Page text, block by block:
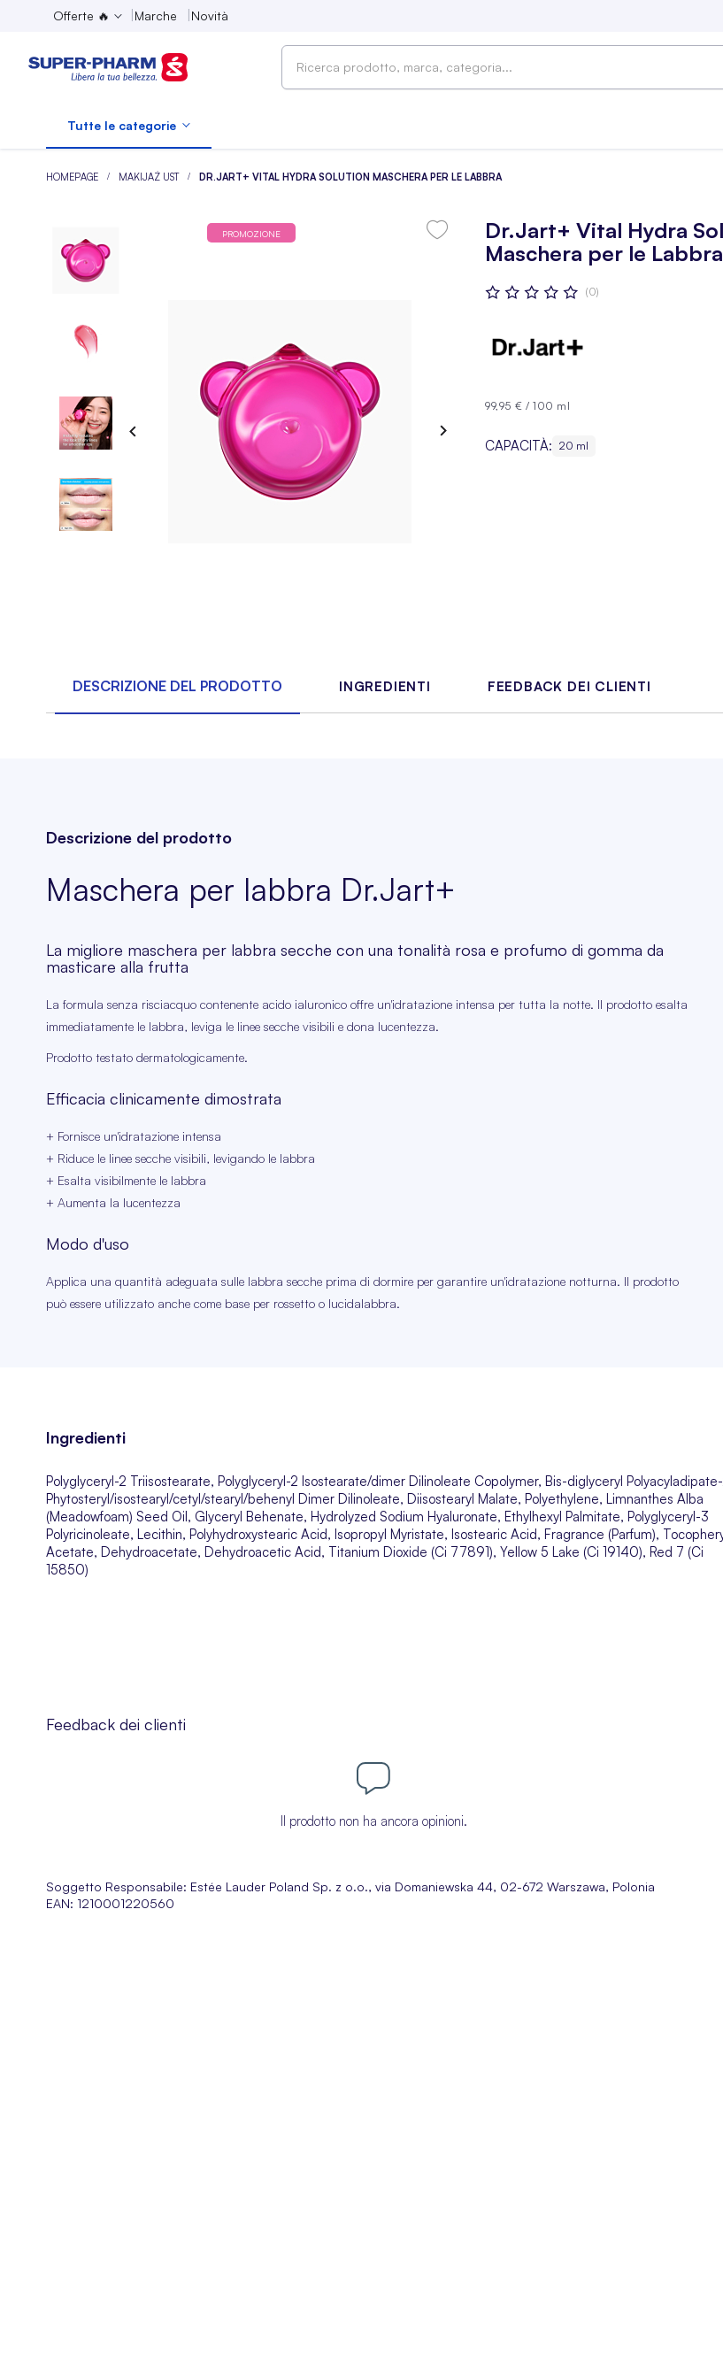
Offerte 🔥 Marche Novità
Tutte le categorie
HOMEPAGE MAKIJAŻ UST DR.JART+ VITAL HYDRA SOLUTION MASCHERA PER LE LABBRA
PROMOZIONE
Dr.Jart+ Vital Hydra
Maschera per le Labbra
Valutazione: (0)
99,95 € /100 ml
CAPACITÀ: 20 ml
DESCRIZIONE DEL PRODOTTO INGREDIENTI FEEDBACK DEI CLIENTI
Descrizione del prodotto
Maschera per labbra Dr.Jart+
La migliore maschera per labbra secche con una tonalità rosa e profumo di gomma da
masticare alla frutta
La formula senza risciacquo contenente acido ialuronico offre un'idratazione intensa per tutta la notte. Il prodotto esalta
immediatamente le labbra, leviga le linee secche visibili e dona lucentezza.
Prodotto testato dermatologicamente.
Efficacia clinicamente dimostrata
+ Fornisce un'idratazione intensa
+ Riduce le linee secche visibili, levigando le labbra
+ Esalta visibilmente le labbra
+ Aumenta la lucentezza
Modo d'uso
Applica una quantità adeguata sulle labbra secche prima di dormire per garantire un'idratazione notturna. Il prodotto
può essere utilizzato anche come base per rossetto o lucidalabbra.
Ingredienti
Polyglyceryl-2 Triisostearate, Polyglyceryl-2 Isostearate/dimer Dilinoleate Copolymer, Bis-diglyceryl
Phytosteryl/isostearyl/cetyl/stearyl/behenyl Dimer Dilinoleate, Diisostearyl Malate, Polyethylene, Limnanthes Alba
(Meadowfoam) Seed Oil, Glyceryl Behenate, Hydrolyzed Sodium Hyaluronate, Ethylhexyl Palmitate, Polyglyceryl-3
Polyricinoleate, Lecithin, Polyhydroxystearic Acid, Isopropyl Myristate, Isostearic Acid, Fragrance (Parfum),
Acetate, Dehydroacetate, Dehydroacetic Acid, Titanium Dioxide (Ci 77891), Yellow 5 Lake (Ci 19140), Red 7 (Ci
15850)
Feedback dei clienti
Il prodotto non ha ancora opinioni.
Soggetto Responsabile: Estée Lauder Poland Sp. z o.o., via Domaniewska 44, 02-672 Warszawa, Polonia
EAN: 1210001220560